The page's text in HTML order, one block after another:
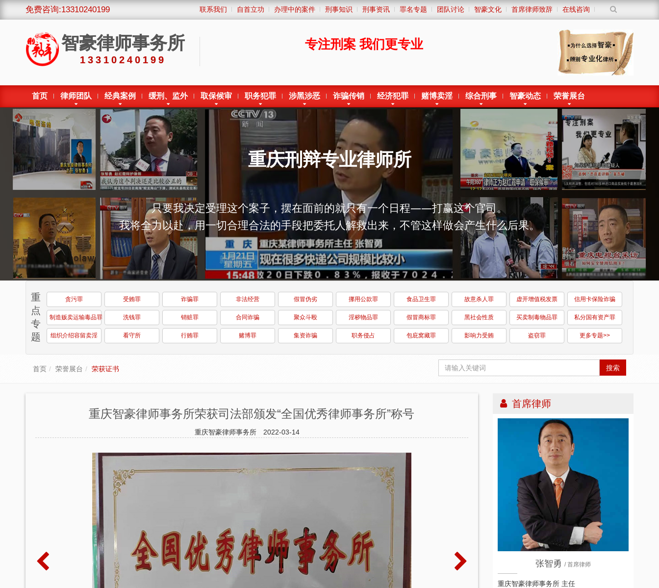
免费咨询:13310240199 联系我们 自首立功 办理中的案件 刑事知识 刑事资讯 罪名专题 团队讨论 智豪文化 首席律师致辞 在线咨询
智豪律师事务所
13310240199
专注刑案 我们更专业
首页 律师团队 经典案例 缓刑、监外 取保候审 职务犯罪 涉黑涉恶 诈骗传销 经济犯罪 赌博卖淫 综合刑事 智豪动态 荣誉展台
重庆刑辩专业律师所
只要我决定受理这个案子，摆在面前的就只有一个日程——打赢这个官司。
我将全力以赴，用一切合理合法的手段把委托人解救出来，不管这样做会产生什么后果。
重
点
专
题
贪污罪 受贿罪 诈骗罪 非法经营 假冒伪劣 挪用公款罪 食品卫生罪 故意杀人罪 虚开增值税发票 信用卡保险诈骗
制造贩卖运输毒品罪 洗钱罪 销赃罪 合同诈骗 聚众斗殴 淫秽物品罪 假冒商标罪 黑社会性质 买卖制毒物品罪 私分国有资产罪
组织介绍容留卖淫 看守所 行贿罪 赌博罪 集资诈骗 职务侵占 包庇窝藏罪 影响力受贿 盗窃罪 更多专题>>
首页 荣誉展台 荣获证书 搜索
重庆智豪律师事务所荣获司法部颁发“全国优秀律师事务所”称号
重庆智豪律师事务所 2022-03-14
首席律师
张智勇 / 首席律师
重庆智豪律师事务所 主任